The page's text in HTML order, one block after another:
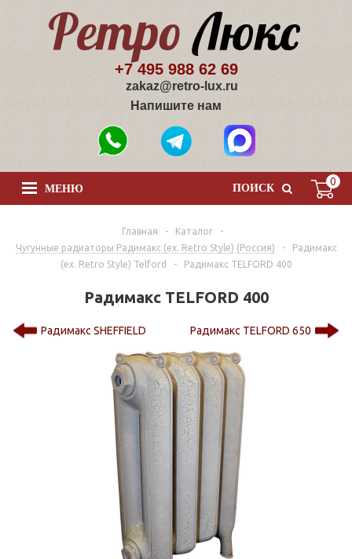
+7 495 988 62 69
zakaz@retro-lux.ru
Напишите нам
0
ПОИСК
МЕНЮ
Главная - Каталог
-
Чугунные радиаторы Радимакс (ex. Retro Style) (Россия)
-
Радимакс
(ex. Retro Style) Telford
- Радимакс TELFORD 400
Радимакс TELFORD 400
Радимакс SHEFFIELD Радимакс TELFORD 650